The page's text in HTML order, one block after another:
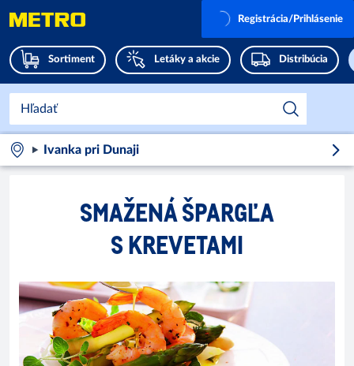
Sortiment Letáky a akcie Distribúcia
Registrácia/Prihlásenie
Ivanka pri Dunaji
SMAŽENÁ ŠPARGĽA
S KREVETAMI